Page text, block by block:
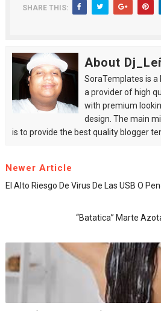
SHARE THIS:
About
SoraTemplates is a
a provider of high
with premium
design. The main
is to provide the best quality blogger
Newer Article
El Alto Riesgo De Virus De Las USB O
“Batatica” Marte